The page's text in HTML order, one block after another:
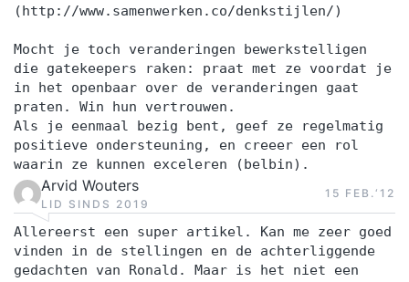
(http://www.samenwerken.co/denkstijlen/)
Mocht je toch veranderingen bewerkstelligen
die gatekeepers raken: praat met ze voordat je
in het openbaar over de veranderingen gaat
praten. Win hun vertrouwen.
Als je eenmaal bezig bent, geef ze regelmatig
positieve ondersteuning, en creeer een rol
waarin ze kunnen exceleren (belbin).
Arvid Wouters
LID SINDS 2019
15 FEB.‘12
Allereerst een super artikel. Kan me zeer goed
vinden in de stellingen en de achterliggende
gedachten van Ronald. Maar is het niet een